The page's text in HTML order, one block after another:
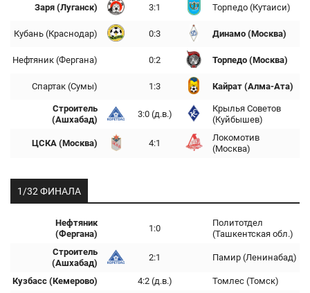
Заря (Луганск) 3:1 Торпедо (Кутаиси)
Кубань (Краснодар) 0:3 Динамо (Москва)
Нефтяник (Фергана) 0:2 Торпедо (Москва)
Спартак (Сумы) 1:3 Кайрат (Алма-Ата)
Строитель
(Ашхабад)
3:0 (д.в.)
Крылья Советов
(Куйбышев)
ЦСКА (Москва) 4:1
Локомотив
(Москва)
1/32 ФИНАЛА
Нефтяник
(Фергана)
1:0
Политотдел
(Ташкентская обл.)
Строитель
(Ашхабад)
2:1 Памир (Ленинабад)
Кузбасс (Кемерово) 4:2 (д.в.) Томлес (Томск)